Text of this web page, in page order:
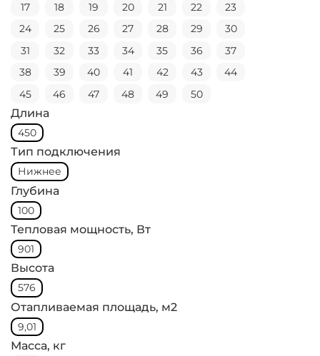
17
18 19 20 21 22
23
24
25 26 27 28 29
30
31
32 33 34 35 36
37
38
39 40 41 42 43
44
45
46 47 48 49 50
Длина
450
Тип подключения
Нижнее
Глубина
100
Тепловая мощность, Вт
901
Высота
576
Отапливаемая площадь, м2
9,01
Масса, кг